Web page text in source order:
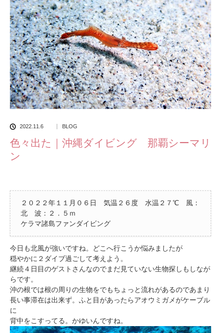
2022.11.6 BLOG
色々出た｜沖縄ダイビング 那覇シーマリ
ン
２０２２年１１月０６日 気温２６度 水温２７℃ 風：
北 波：２．５ｍ
ケラマ諸島ファンダイビング
今日も北風が強いですね。どこへ行こうか悩みましたが
穏やかに２ダイブ過ごして考えよう。
継続４日目のゲストさんなのでまだ見ていない生物探しもしなが
らです。
沖の根では根の周りの生物をでもちょっと流れがあるのであまり
長い事滞在は出来ず。ふと目があったらアオウミガメがケーブル
に
背中をこすってる。かゆいんですね。